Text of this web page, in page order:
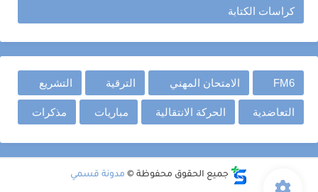
كراسات الكتابة
FM6 الامتحان المهني الترقية التشريع
التعاضدية الحركة الانتقالية مباريات مذكرات
جميع الحقوق محفوظة © مدونة قسمي